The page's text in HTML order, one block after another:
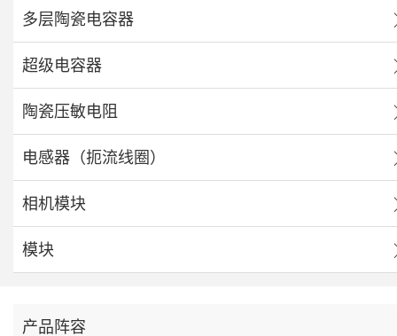
多层陶瓷电容器
超级电容器
陶瓷压敏电阻
电感器（扼流线圈）
相机模块
模块
产品阵容